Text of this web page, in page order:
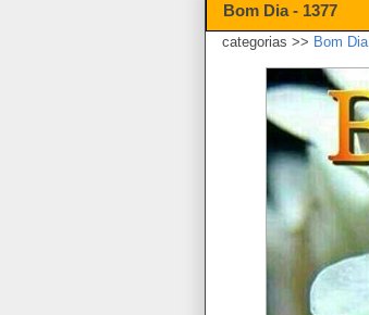
Bom Dia - 1377
categorias >> Bom Dia